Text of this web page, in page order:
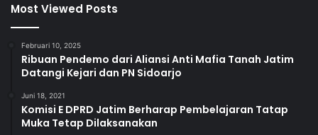
Most Viewed Posts
Februari 10, 2025
Ribuan Pendemo dari Aliansi Anti Mafia Tanah Jatim
Datangi Kejari dan PN Sidoarjo
Juni 18, 2021
Komisi E DPRD Jatim Berharap Pembelajaran Tatap
Muka Tetap Dilaksanakan